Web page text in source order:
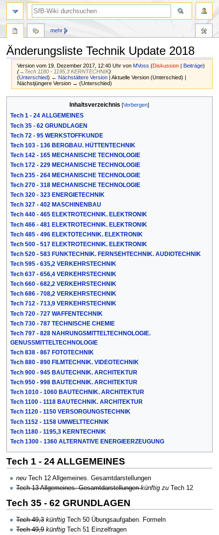
Änderungsliste Technik Update 2018
Version vom 19. Dezember 2017, 12:40 Uhr von MVoss (Diskussion | Beiträge)
(→‎Tech 1180 - 1195,3 KERNTECHNIK)
(Unterschied) ← Nächstältere Version | Aktuelle Version (Unterschied) |
Nächstjüngere Version → (Unterschied)
springen
springen
Inhaltsverzeichnis
Tech 1 - 24 ALLGEMEINES
Tech 35 - 62 GRUNDLAGEN
Tech 72 - 95 WERKSTOFFKUNDE
Tech 103 - 136 BERGBAU. HÜTTENTECHNIK
Tech 142 - 165 MECHANISCHE TECHNOLOGIE
Tech 172 - 229 MECHANISCHE TECHNOLOGIE
Tech 235 - 264 MECHANISCHE TECHNOLOGIE
Tech 270 - 318 MECHANISCHE TECHNOLOGIE
Tech 320 - 323 ENERGIETECHNIK
Tech 327 - 402 MASCHINENBAU
Tech 440 - 465 ELEKTROTECHNIK. ELEKTRONIK
Tech 466 - 481 ELEKTROTECHNIK. ELEKTRONIK
Tech 485 - 496 ELEKTOTECHNIK. ELEKTRONIK
Tech 500 - 517 ELEKTROTECHNIK. ELEKTRONIK
Tech 520 - 583 FUNKTECHNIK. FERNSEHTECHNIK. AUDIOTECHNIK
Tech 595 - 635,2 VERKEHRSTECHNIK
Tech 637 - 656,4 VERKEHRSTECHNIK
Tech 660 - 682,2 VERKEHRSTECHNIK
Tech 686 - 708,2 VERKEHRSTECHNIK
Tech 712 - 713,9 VERKEHRSTECHNIK
Tech 720 - 727 WAFFENTECHNIK
Tech 730 - 787 TECHNISCHE CHEMIE
Tech 797 - 828 NAHRUNGSMITTELTECHNOLOGIE.
GENUSSMITTELTECHNOLOGIE
Tech 838 - 867 FOTOTECHNIK
Tech 880 - 890 FILMTECHNIK. VIDEOTECHNIK
Tech 900 - 945 BAUTECHNIK. ARCHITEKTUR
Tech 950 - 998 BAUTECHNIK. ARCHITEKTUR
Tech 1010 - 1060 BAUTECHNIK. ARCHITEKTUR
Tech 1100 - 1118 BAUTECHNIK. ARCHITEKTUR
Tech 1120 - 1150 VERSORGUNGSTECHNIK
Tech 1152 - 1158 UMWELTTECHNIK
Tech 1180 - 1195,3 KERNTECHNIK
Tech 1300 - 1360 ALTERNATIVE ENERGIEERZEUGUNG
Tech 1 - 24 ALLGEMEINES
neu Tech 12 Allgemeines. Gesamtdarstellungen
Tech 13 Allgemeines. Gesamtdarstellungenkünftig zu Tech 12
Tech 35 - 62 GRUNDLAGEN
Tech 49,3 künftig Tech 50 Übungsaufgaben. Formeln
Tech 49,9 künftig Tech 51 Einzelfragen
mehr